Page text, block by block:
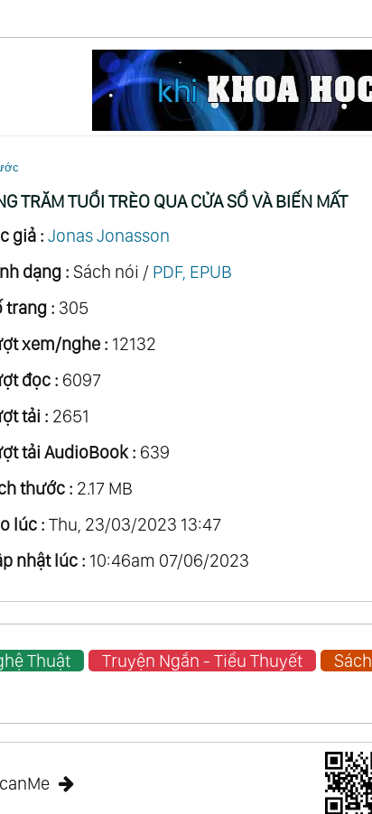
TRĂM TUỔI TRÈO QUA CỬA SỔ VÀ BIẾN MẤT
giả : Jonas Jonasson
dạng : Sách nói / PDF, EPUB
trang : 305
xem/nghe : 12132
đọc : 6097
tải : 2651
tải AudioBook : 639
thước : 2.17 MB
lúc : Thu, 23/03/2023 13:47
nhật lúc : 10:46am 07/06/2023
Thuật Truyện Ngắn - Tiểu Thuyết
Sách